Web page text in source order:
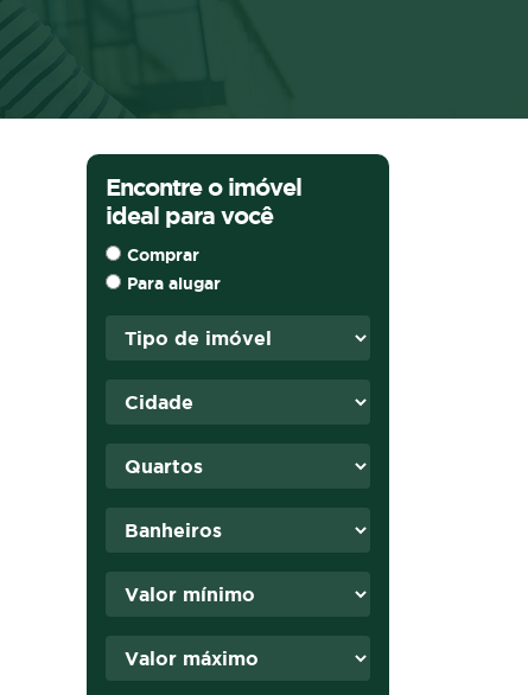
Encontre o imóvel
ideal para você
Comprar
Para alugar